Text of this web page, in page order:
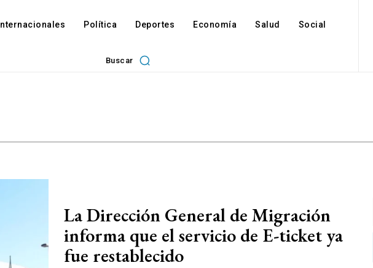
Internacionales Política Deportes Economía Salud Social
Buscar
La Dirección General de Migración
informa que el servicio de E-ticket ya
fue restablecido